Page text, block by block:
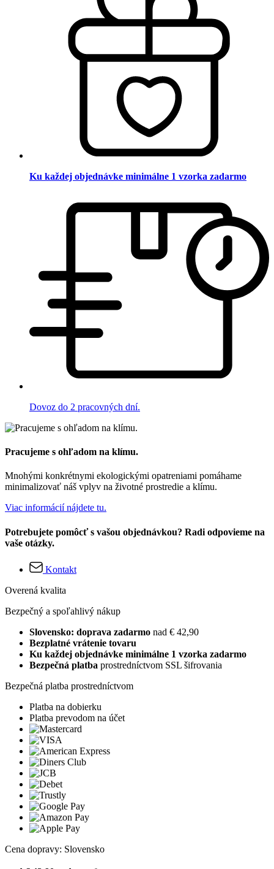
Ku každej objednávke minimálne 1 vzorka zadarmo
Dovoz do 2 pracovných dní.
Pracujeme s ohľadom na klímu.
Mnohými konkrétnymi ekologickými opatreniami pomáhame
minimalizovať náš vplyv na životné prostredie a klímu.
Viac informácií nájdete tu.
Potrebujete pomôcť s vašou objednávkou? Radi odpovieme na
vaše otázky.
Kontakt
Overená kvalita
Bezpečný a spoľahlivý nákup
Slovensko: doprava zadarmo nad € 42,90
Bezplatné vrátenie tovaru
Ku každej objednávke minimálne 1 vzorka zadarmo
Bezpečná platba prostredníctvom SSL šifrovania
Bezpečná platba prostredníctvom
Platba na dobierku
Platba prevodom na účet
Cena dopravy: Slovensko